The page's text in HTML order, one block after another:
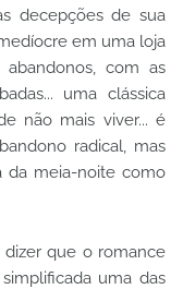
decepções de sua
em uma loja
com as
uma clássica
não mais viver... é
radical, mas
da meia-noite como
dizer que o romance
uma das